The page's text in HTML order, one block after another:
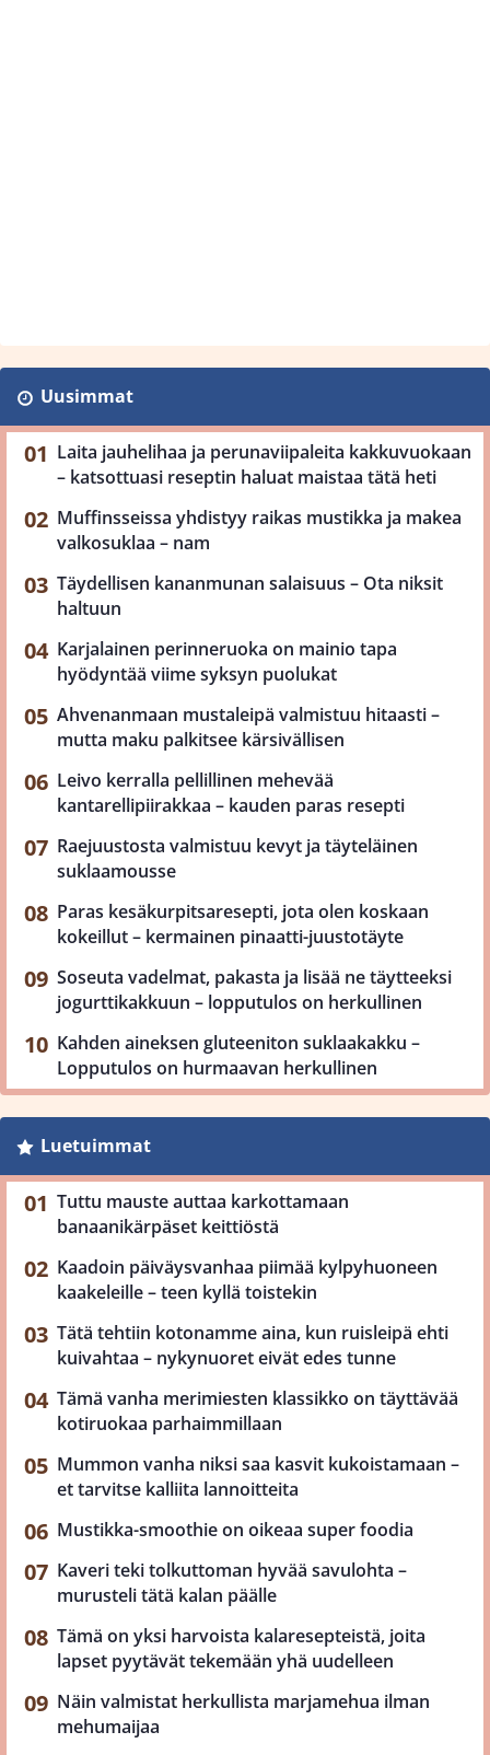
Uusimmat
Laita jauhelihaa ja perunaviipaleita kakkuvuokaan
– katsottuasi reseptin haluat maistaa tätä heti
Muffinsseissa yhdistyy raikas mustikka ja makea
valkosuklaa – nam
Täydellisen kananmunan salaisuus – Ota niksit
haltuun
Karjalainen perinneruoka on mainio tapa
hyödyntää viime syksyn puolukat
Ahvenanmaan mustaleipä valmistuu hitaasti –
mutta maku palkitsee kärsivällisen
Leivo kerralla pellillinen mehevää
kantarellipiirakkaa – kauden paras resepti
Raejuustosta valmistuu kevyt ja täyteläinen
suklaamousse
Paras kesäkurpitsaresepti, jota olen koskaan
kokeillut – kermainen pinaatti-juustotäyte
Soseuta vadelmat, pakasta ja lisää ne täytteeksi
jogurttikakkuun – lopputulos on herkullinen
Kahden aineksen gluteeniton suklaakakku –
Lopputulos on hurmaavan herkullinen
Luetuimmat
Tuttu mauste auttaa karkottamaan
banaanikärpäset keittiöstä
Kaadoin päiväysvanhaa piimää kylpyhuoneen
kaakeleille – teen kyllä toistekin
Tätä tehtiin kotonamme aina, kun ruisleipä ehti
kuivahtaa – nykynuoret eivät edes tunne
Tämä vanha merimiesten klassikko on täyttävää
kotiruokaa parhaimmillaan
Mummon vanha niksi saa kasvit kukoistamaan –
et tarvitse kalliita lannoitteita
Mustikka-smoothie on oikeaa super foodia
Kaveri teki tolkuttoman hyvää savulohta –
murusteli tätä kalan päälle
Tämä on yksi harvoista kalaresepteistä, joita
lapset pyytävät tekemään yhä uudelleen
Näin valmistat herkullista marjamehua ilman
mehumaijaa